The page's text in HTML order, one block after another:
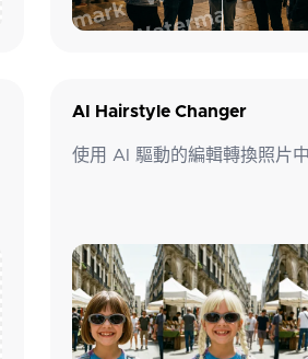
AI Hairstyle Changer
使用 AI 驅動的編輯轉換照片